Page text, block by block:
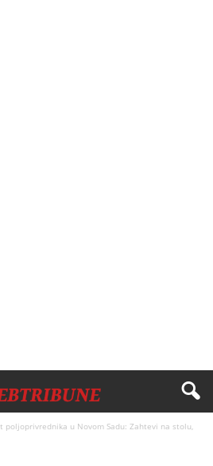
poljoprivrednika u Novom Sadu: Zahtevi na stolu,